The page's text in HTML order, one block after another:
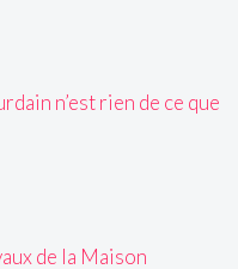
n’est rien de ce que
de la Maison